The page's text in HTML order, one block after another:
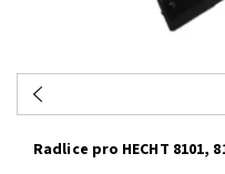
Radlice pro HECHT 8101,